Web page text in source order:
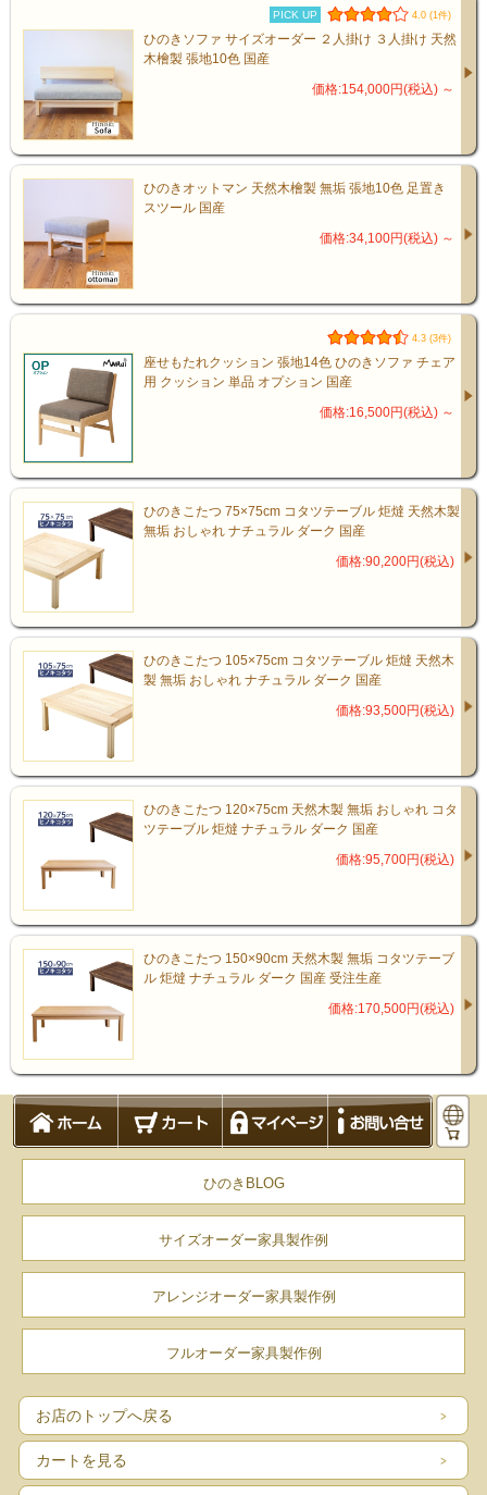
PICK UP 4.0 (1件)
ひのきソファ サイズオーダー ２人掛け ３人掛け 天然
木檜製 張地10色 国産
価格:154,000円(税込) ～
ひのきオットマン 天然木檜製 無垢 張地10色 足置き
スツール 国産
価格:34,100円(税込) ～
4.3 (3件)
座せもたれクッション 張地14色 ひのきソファ チェア
用 クッション 単品 オプション 国産
価格:16,500円(税込) ～
ひのきこたつ 75×75cm コタツテーブル 炬燵 天然木製
無垢 おしゃれ ナチュラル ダーク 国産
価格:90,200円(税込)
ひのきこたつ 105×75cm コタツテーブル 炬燵 天然木
製 無垢 おしゃれ ナチュラル ダーク 国産
価格:93,500円(税込)
ひのきこたつ 120×75cm 天然木製 無垢 おしゃれ コタ
ツテーブル 炬燵 ナチュラル ダーク 国産
価格:95,700円(税込)
ひのきこたつ 150×90cm 天然木製 無垢 コタツテーブ
ル 炬燵 ナチュラル ダーク 国産 受注生産
価格:170,500円(税込)
ひのきBLOG
サイズオーダー家具製作例
アレンジオーダー家具製作例
フルオーダー家具製作例
お店のトップへ戻る
カートを見る